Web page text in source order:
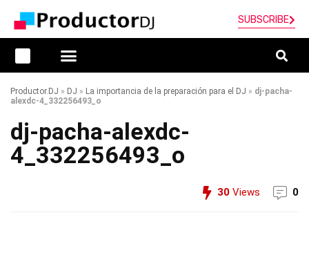
SUBSCRIBE
Productor.DJ » DJ » La importancia de la preparación para el DJ » dj-pacha-
alexdc-4_332256493_o
dj-pacha-alexdc-
4_332256493_o
30 Views 0